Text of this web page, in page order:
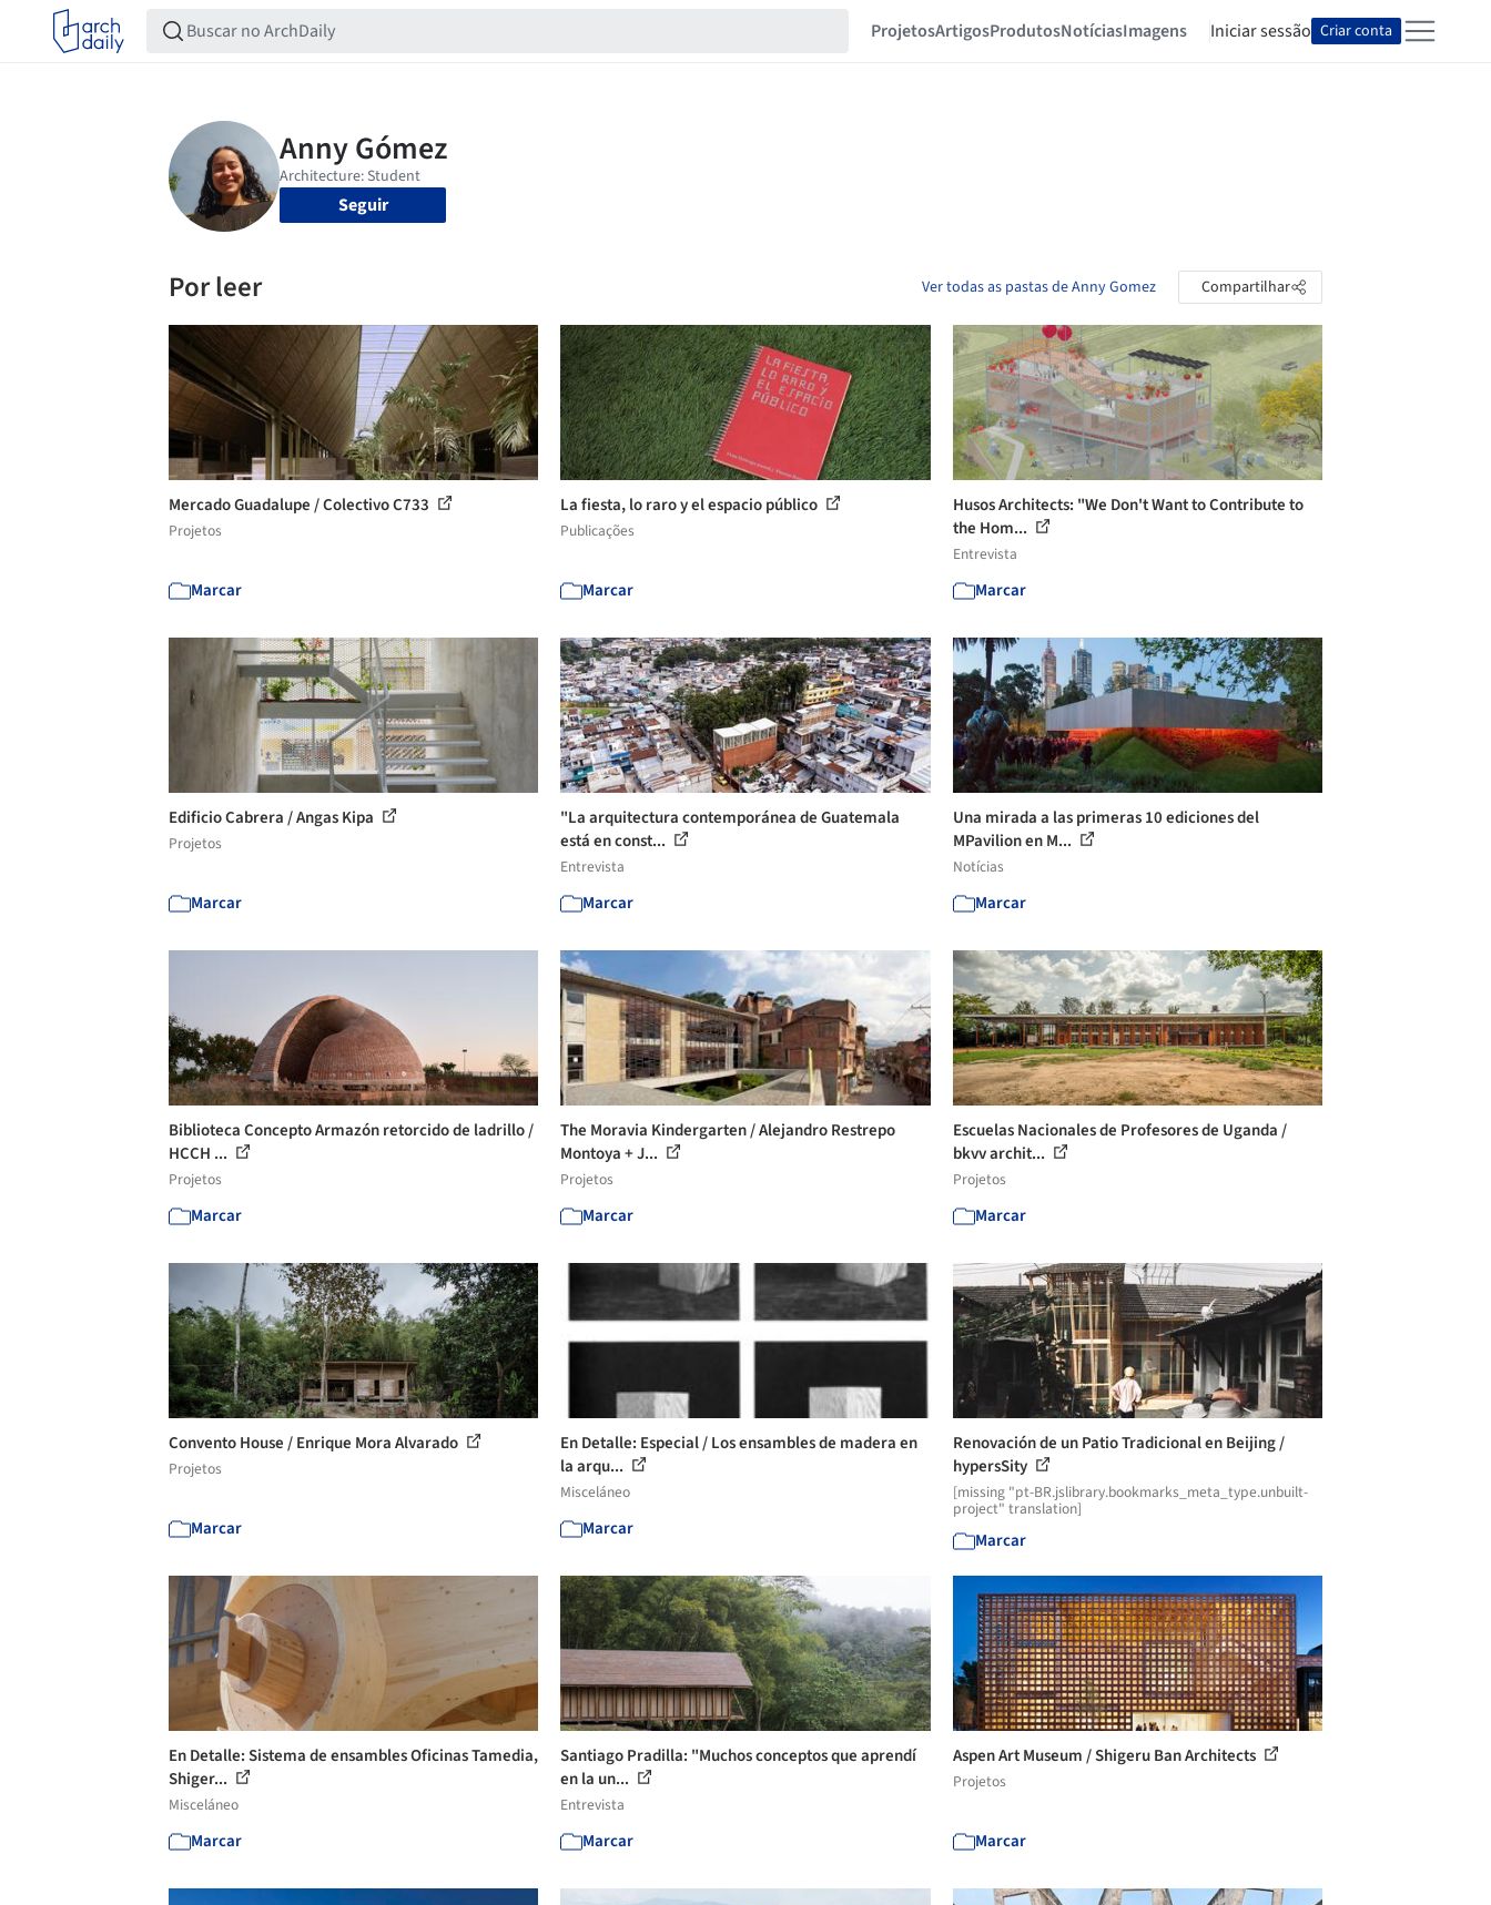
ProjetosArtigosProdutosNotíciasImagens Iniciar sessão Criar conta
Seguir
Por leer Ver todas as pastas de Anny Gomez Compartilhar
Mercado Guadalupe / Colectivo C733
Projetos
Marcar
La fiesta, lo raro y el espacio público
Publicações
Marcar
Husos Architects: "We Don't Want to Contribute to
the Hom...
Entrevista
Marcar
Edificio Cabrera / Angas Kipa
Projetos
Marcar
"La arquitectura contemporánea de Guatemala
está en const...
Entrevista
Marcar
Una mirada a las primeras 10 ediciones del
MPavilion en M...
Notícias
Marcar
Biblioteca Concepto Armazón retorcido de ladrillo /
HCCH ...
Projetos
Marcar
The Moravia Kindergarten / Alejandro Restrepo
Montoya + J...
Projetos
Marcar
Escuelas Nacionales de Profesores de Uganda /
bkvv archit...
Projetos
Marcar
Convento House / Enrique Mora Alvarado
Projetos
Marcar
En Detalle: Especial / Los ensambles de madera en
la arqu...
Misceláneo
Marcar
Renovación de un Patio Tradicional en Beijing /
hypersSity
[missing "pt-BR.jslibrary.bookmarks_meta_type.unbuilt-
project" translation]
Marcar
En Detalle: Sistema de ensambles Oficinas Tamedia,
Shiger...
Misceláneo
Marcar
Santiago Pradilla: "Muchos conceptos que aprendí
en la un...
Entrevista
Marcar
Aspen Art Museum / Shigeru Ban Architects
Projetos
Marcar